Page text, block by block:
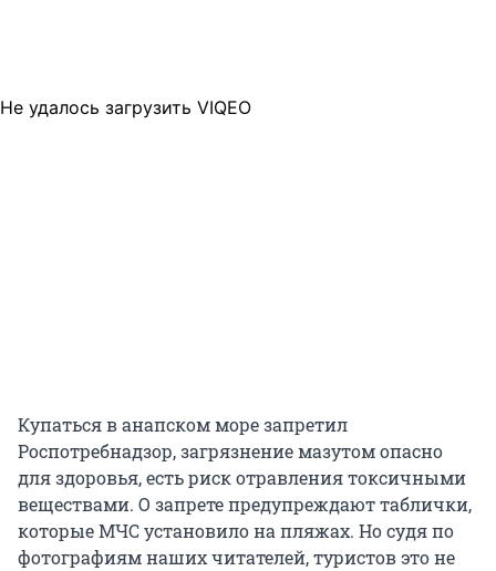
Не удалось загрузить VIQEO
Купаться в анапском море запретил
Роспотребнадзор, загрязнение мазутом опасно
для здоровья, есть риск отравления токсичными
веществами. О запрете предупреждают таблички,
которые МЧС установило на пляжах. Но судя по
фотографиям наших читателей, туристов это не